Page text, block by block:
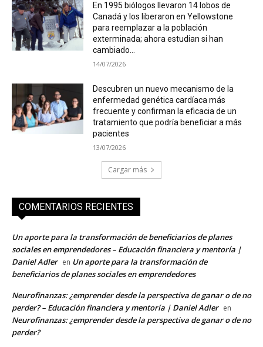
En 1995 biólogos llevaron 14 lobos de
Canadá y los liberaron en Yellowstone
para reemplazar a la población
exterminada; ahora estudian si han
cambiado...
14/07/2026
Descubren un nuevo mecanismo de la
enfermedad genética cardíaca más
frecuente y confirman la eficacia de un
tratamiento que podría beneficiar a más
pacientes
13/07/2026
Cargar más
COMENTARIOS RECIENTES
Un aporte para la transformación de beneficiarios de planes
sociales en emprendedores – Educación financiera y mentoría |
Daniel Adler en Un aporte para la transformación de
beneficiarios de planes sociales en emprendedores
Neurofinanzas: ¿emprender desde la perspectiva de ganar o de no
perder? – Educación financiera y mentoría | Daniel Adler en
Neurofinanzas: ¿emprender desde la perspectiva de ganar o de no
perder?